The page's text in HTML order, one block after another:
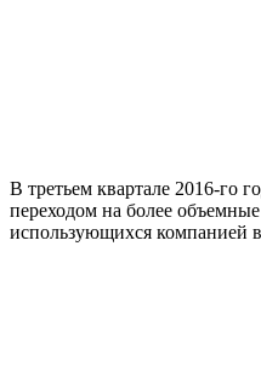
В третьем квартале 2016-го
переходом на более
использующихся компанией в